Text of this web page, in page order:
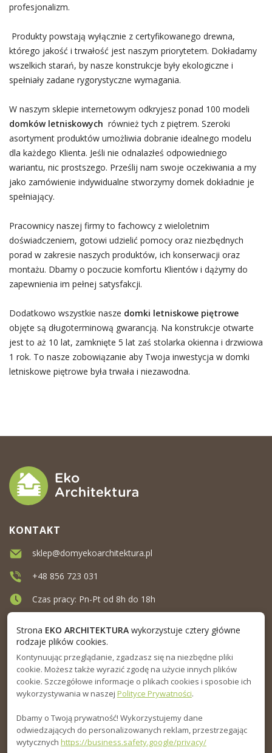
profesjonalizm.
Produkty powstają wyłącznie z certyfikowanego drewna,
którego jakość i trwałość jest naszym priorytetem. Dokładamy
wszelkich starań, by nasze konstrukcje były ekologiczne i
spełniały zadane rygorystyczne wymagania.
W naszym sklepie internetowym odkryjesz ponad 100 modeli
domków letniskowych również tych z piętrem. Szeroki
asortyment produktów umożliwia dobranie idealnego modelu
dla każdego Klienta. Jeśli nie odnalazłeś odpowiedniego
wariantu, nic prostszego. Prześlij nam swoje oczekiwania a my
jako zamówienie indywidualne stworzymy domek dokładnie je
spełniający.
Pracownicy naszej firmy to fachowcy z wieloletnim
doświadczeniem, gotowi udzielić pomocy oraz niezbędnych
porad w zakresie naszych produktów, ich konserwacji oraz
montażu. Dbamy o poczucie komfortu Klientów i dążymy do
zapewnienia im pełnej satysfakcji.
Dodatkowo wszystkie nasze domki letniskowe piętrowe
objęte są długoterminową gwarancją. Na konstrukcje otwarte
jest to aż 10 lat, zamknięte 5 lat zaś stolarka okienna i drzwiowa
1 rok. To nasze zobowiązanie aby Twoja inwestycja w domki
letniskowe piętrowe była trwała i niezawodna.
MENU
INFORMACJA
PORADNIK
KONTAKT
sklep@domyekoarchitektura.pl
+48 856 723 031
Czas pracy: Pn-Pt od 8h do 18h
Strona EKO ARCHITEKTURAwykorzystuje cztery główne
rodzaje plików cookies.
Kontynuując przeglądanie, zgadzasz się na niezbędne pliki
cookie. Możesz także wyrazić zgodę na użycie innych plików
cookie. Szczegółowe informacje o plikach cookies i sposobie ich
wykorzystywania w naszej Polityce Prywatności.
Dbamy o Twoją prywatność! Wykorzystujemy dane
odwiedzających do personalizowanych reklam, przestrzegając
wytycznych https://business.safety.google/privacy/